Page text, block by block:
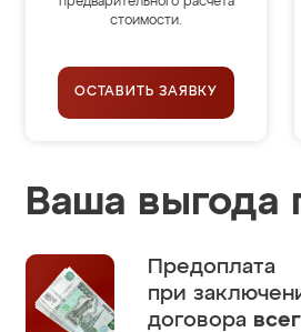
стоимости.
ОСТАВИТЬ ЗАЯВКУ
Ваша выгода
Предоплата
при
договора